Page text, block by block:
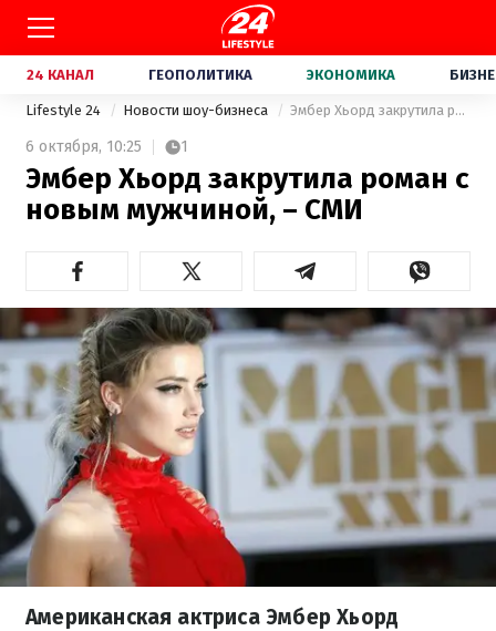
24 КАНАЛ ГЕОПОЛИТИКА ЭКОНОМИКА
Lifestyle 24 Новости шоу-бизнеса Эмбер Хьорд закрутила роман с новым мужчиной, – СМИ
6 октября, 10:25 1
Эмбер Хьорд закрутила роман с
новым мужчиной, – СМИ
Американская актриса Эмбер Хьорд